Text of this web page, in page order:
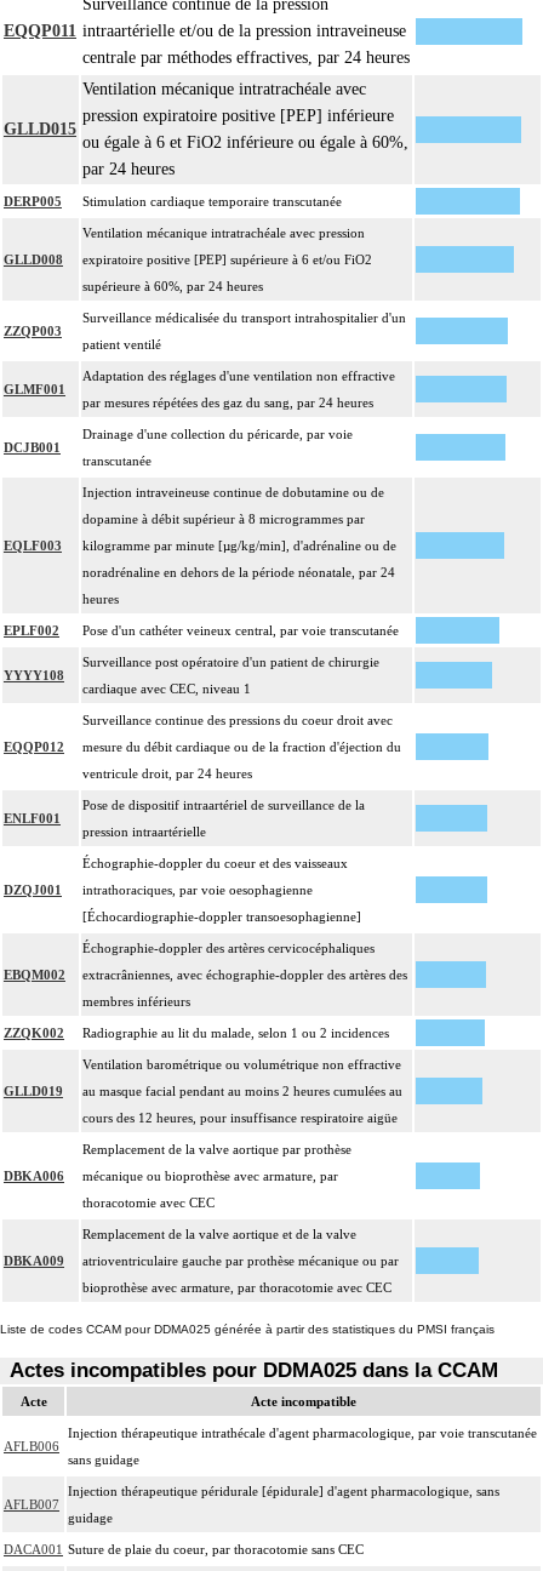
intrathoracique associée, la pose de drain pleural et/ou péricardique.
Les actes sur le thorax, par thoracotomie incluent l'évacuation de collection
Facturation : les suppléments de numérisation ou la radioscopie de longue
durée sous ampli de brillance (chapitre 19) ne peuvent pas être facturés avec les
actes diagnostiques ou thérapeutiques de radiologie vasculaire
EQQP011
Surveillance continue de la pression
intraartérielle et/ou de la pression intraveineuse
centrale par méthodes effractives, par 24 heures
GLLD015
Ventilation mécanique intratrachéale avec
pression expiratoire positive [PEP] inférieure
ou égale à 6 et FiO2 inférieure ou égale à 60%,
par 24 heures
DERP005 Stimulation cardiaque temporaire transcutanée
GLLD008
Ventilation mécanique intratrachéale avec pression
expiratoire positive [PEP] supérieure à 6 et/ou FiO2
supérieure à 60%, par 24 heures
ZZQP003
Surveillance médicalisée du transport intrahospitalier d'un
patient ventilé
GLMF001
Adaptation des réglages d'une ventilation non effractive
par mesures répétées des gaz du sang, par 24 heures
DCJB001
Drainage d'une collection du péricarde, par voie
transcutanée
EQLF003
Injection intraveineuse continue de dobutamine ou de
dopamine à débit supérieur à 8 microgrammes par
kilogramme par minute [µg/kg/min], d'adrénaline ou de
noradrénaline en dehors de la période néonatale, par 24
heures
EPLF002 Pose d'un cathéter veineux central, par voie transcutanée
YYYY108
Surveillance post opératoire d'un patient de chirurgie
cardiaque avec CEC, niveau 1
EQQP012
Surveillance continue des pressions du coeur droit avec
mesure du débit cardiaque ou de la fraction d'éjection du
ventricule droit, par 24 heures
ENLF001
Pose de dispositif intraartériel de surveillance de la
pression intraartérielle
DZQJ001
Échographie-doppler du coeur et des vaisseaux
intrathoraciques, par voie oesophagienne
[Échocardiographie-doppler transoesophagienne]
EBQM002
Échographie-doppler des artères cervicocéphaliques
extracrâniennes, avec échographie-doppler des artères des
membres inférieurs
ZZQK002 Radiographie au lit du malade, selon 1 ou 2 incidences
GLLD019
Ventilation barométrique ou volumétrique non effractive
au masque facial pendant au moins 2 heures cumulées au
cours des 12 heures, pour insuffisance respiratoire aigüe
DBKA006
Remplacement de la valve aortique par prothèse
mécanique ou bioprothèse avec armature, par
thoracotomie avec CEC
DBKA009
Remplacement de la valve aortique et de la valve
atrioventriculaire gauche par prothèse mécanique ou par
bioprothèse avec armature, par thoracotomie avec CEC
Liste de codes CCAM pour DDMA025 générée à partir des statistiques du PMSI français
Actes incompatibles pour DDMA025 dans la CCAM
Acte Acte incompatible
AFLB006
Injection thérapeutique intrathécale d'agent pharmacologique, par voie transcutanée
sans guidage
AFLB007
Injection thérapeutique péridurale [épidurale] d'agent pharmacologique, sans
guidage
DACA001 Suture de plaie du coeur, par thoracotomie sans CEC